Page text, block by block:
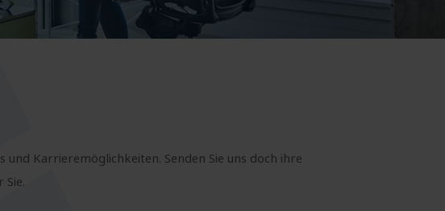
Karrieremöglichkeiten. Senden Sie uns doch ihre